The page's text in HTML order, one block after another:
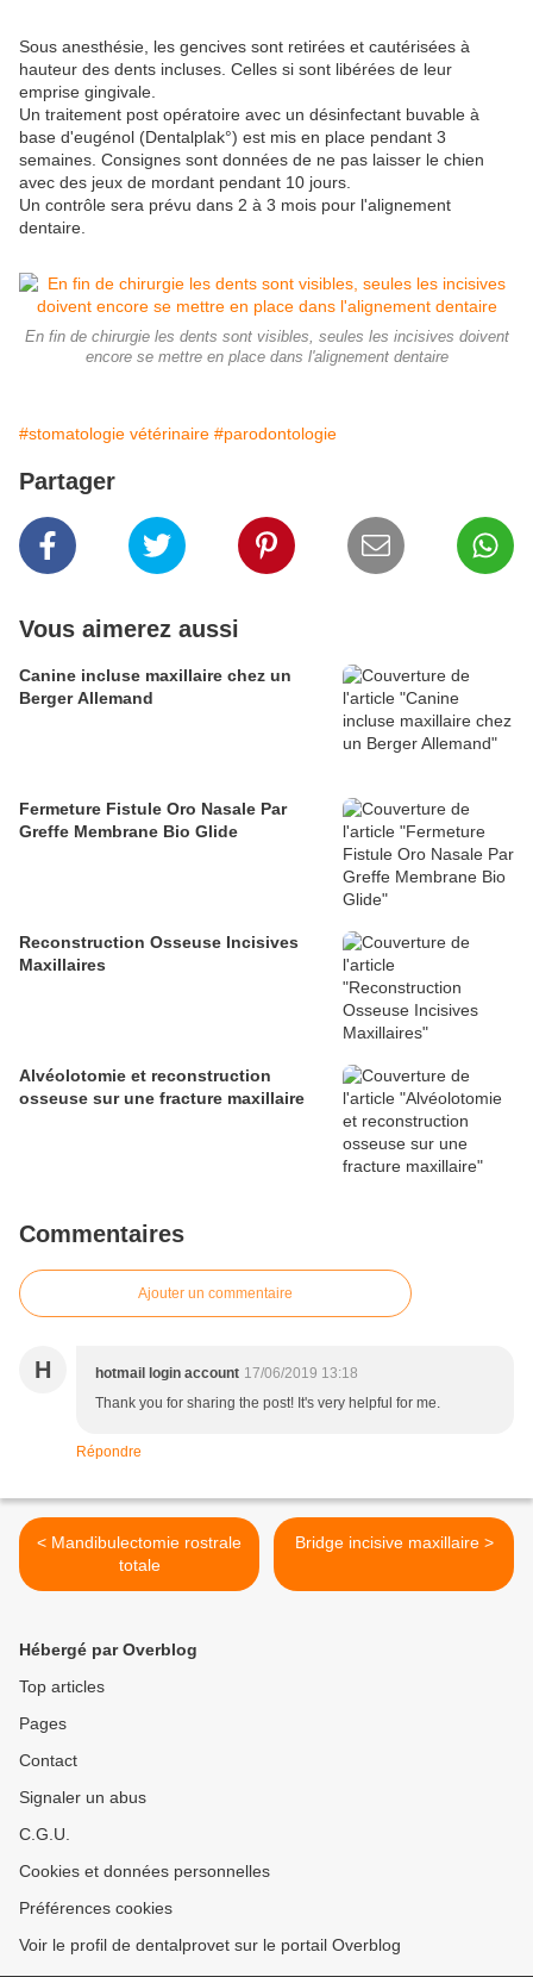
Sous anesthésie, les gencives sont retirées et cautérisées à
hauteur des dents incluses. Celles si sont libérées de leur
emprise gingivale.
Un traitement post opératoire avec un désinfectant buvable à
base d'eugénol (Dentalplak°) est mis en place pendant 3
semaines. Consignes sont données de ne pas laisser le chien
avec des jeux de mordant pendant 10 jours.
Un contrôle sera prévu dans 2 à 3 mois pour l'alignement
dentaire.
En fin de chirurgie les dents sont visibles, seules les incisives doivent
encore se mettre en place dans l'alignement dentaire
#stomatologie vétérinaire #parodontologie
Partager
Vous aimerez aussi
Canine incluse maxillaire chez un
Berger Allemand
Fermeture Fistule Oro Nasale Par
Greffe Membrane Bio Glide
Reconstruction Osseuse Incisives
Maxillaires
Alvéolotomie et reconstruction
osseuse sur une fracture maxillaire
Commentaires
Ajouter un commentaire
H hotmail login account 17/06/2019 13:18
Thank you for sharing the post! It's very helpful for me.
Répondre
< Mandibulectomie rostrale
totale
Bridge incisive maxillaire >
Hébergé par Overblog
Top articles
Pages
Contact
Signaler un abus
C.G.U.
Cookies et données personnelles
Préférences cookies
Voir le profil de dentalprovet sur le portail Overblog